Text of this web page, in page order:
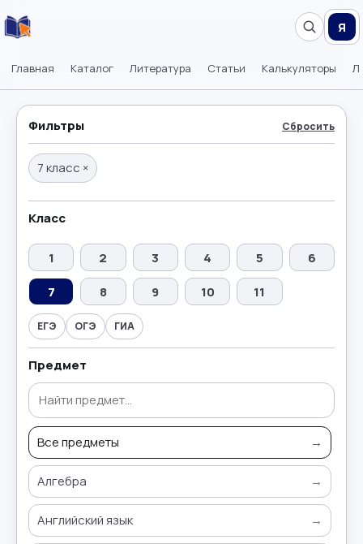
Главная Каталог Литература Статьи Калькуляторы
Я
Фильтры Сбросить
7 класс ×
Класс
1 2 3 4 5
6
7
8 9 10 11
ЕГЭ ОГЭ ГИА
Предмет
Все предметы →
Алгебра →
Английский язык →